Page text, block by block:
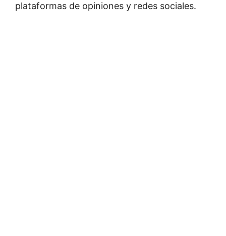
plataformas de opiniones y redes sociales.